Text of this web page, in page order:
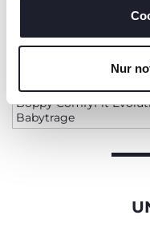
Nur
Boppy ComfyFit
Babytrage